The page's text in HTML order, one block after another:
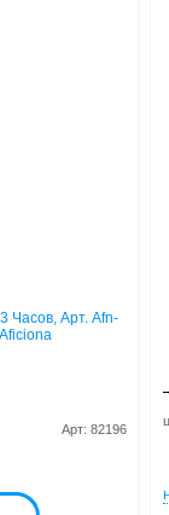
Часов, Арт. Afn-
Арт: 82196